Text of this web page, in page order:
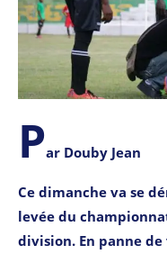
Par Douby Jean
Ce dimanche va se
levée du
division. En panne de